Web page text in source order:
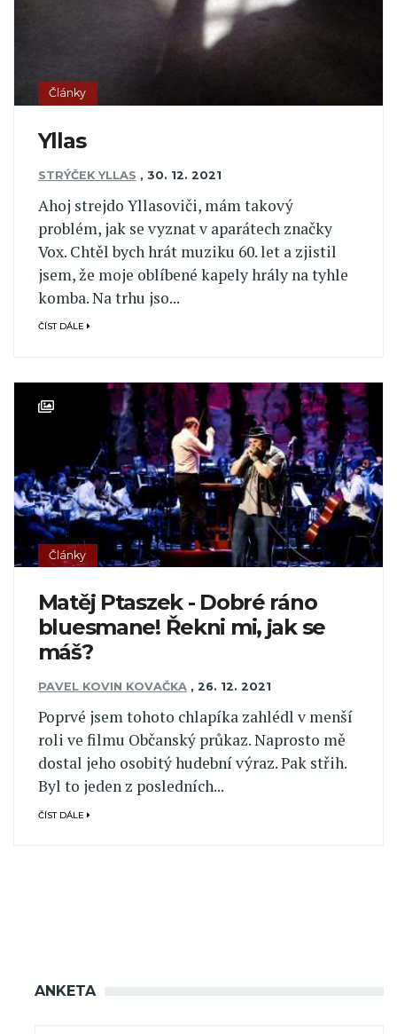
Články
Yllas
STRÝČEK YLLAS , 30. 12. 2021
Ahoj strejdo Yllasoviči, mám takový
problém, jak se vyznat v aparátech značky
Vox. Chtěl bych hrát muziku 60. let a zjistil
jsem, že moje oblíbené kapely hrály na tyhle
komba. Na trhu jso...
ČÍST DÁLE
Články
Matěj Ptaszek - Dobré ráno
bluesmane! Řekni mi, jak se
máš?
PAVEL KOVIN KOVAČKA , 26. 12. 2021
Poprvé jsem tohoto chlapíka zahlédl v menší
roli ve filmu Občanský průkaz. Naprosto mě
dostal jeho osobitý hudební výraz. Pak střih.
Byl to jeden z posledních...
ČÍST DÁLE
ANKETA